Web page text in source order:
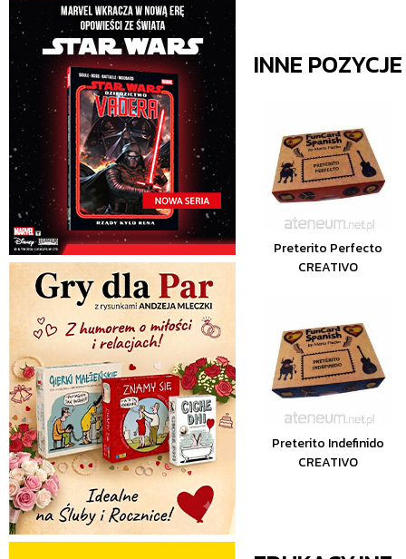
INNE
Preterito Perfecto
CREATIVO
Preterito Indefinido
CREATIVO